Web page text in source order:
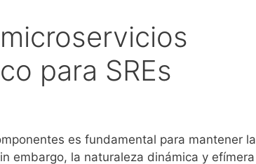
para SREs
es fundamental para mantener la
embargo, la naturaleza dinámica y efímera